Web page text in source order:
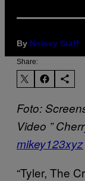
By Noisey Staff
Share:
Foto:
Video ”
mikey123xyz
“Tyler, The